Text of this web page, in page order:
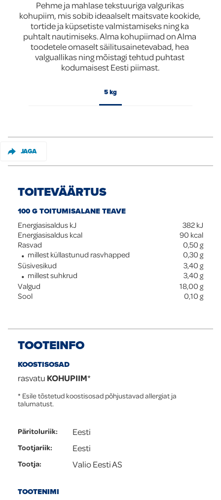
Global
Pehme ja mahlase tekstuuriga valgurikas
kohupiim, mis sobib ideaalselt maitsvate kookide,
tortide ja küpsetiste valmistamiseks ning ka
puhtalt nautimiseks. Alma kohupiimad on Alma
toodetele omaselt säilitusainetevabad, hea
valguallikas ning mõistagi tehtud puhtast
5 kg
JAGA
TOITEVÄÄRTUS
100 G TOITUMISALANE TEAVE
Energiasisaldus kJ 382 kJ
Energiasisaldus kcal
90 kcal
Rasvad
0,50 g
millest küllastunud rasvhapped
0,30 g
Süsivesikud
3,40 g
millest suhkrud
3,40 g
Valgud
18,00 g
Sool
0,10 g
TOOTEINFO
KOOSTISOSAD
rasvatu KOHUPIIM*
* Esile tõstetud koostisosad põhjustavad allergiat ja
talumatust.
Päritoluriik: Eesti
Tootjariik: Eesti
Tootja: Valio Eesti AS
TOOTENIMI